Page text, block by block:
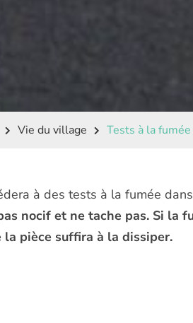
Vie du village
à des tests à la fumée
nocif et ne tache pas. Si la
pièce suffira à la dissiper.